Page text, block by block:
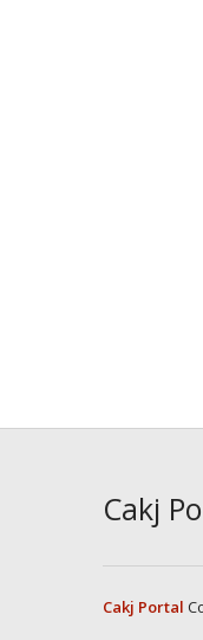
Cakj
Cakj Portal